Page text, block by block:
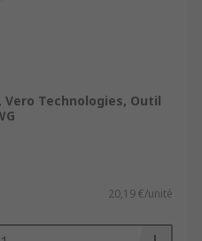
Vero Technologies, Outil
20,19 €/unité